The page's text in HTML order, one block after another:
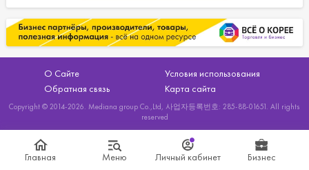
Главная Меню Личный кабинет Бизнес
О Сайте
Условия использования
Обратная связь
Карта сайта
Copyright © 2014-2026. Mediana group Co.,Ltd, 사업자등록번호: 285-88-01651. All rights
reserved